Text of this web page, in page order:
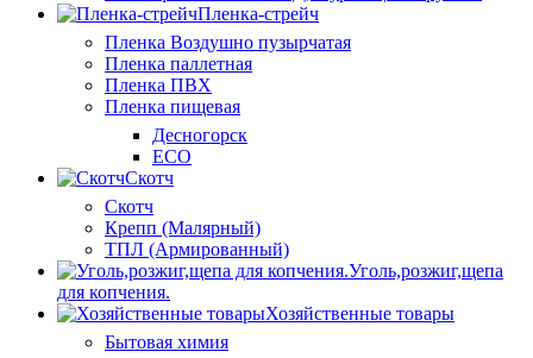
Пленка-стрейч
Пленка Воздушно пузырчатая
Пленка паллетная
Пленка ПВХ
Пленка пищевая
Десногорск
ECO
Скотч
Скотч
Крепп (Малярный)
ТПЛ (Армированный)
Уголь,розжиг,щепа
для копчения.
Хозяйственные товары
Бытовая химия